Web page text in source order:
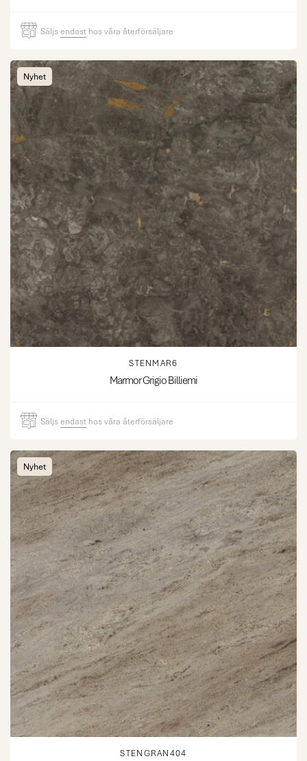
Säljsendast hos våra återförsäljare
Nyhet
STENMAR6
Marmor Grigio Billiemi
Säljsendast hos våra återförsäljare
Nyhet
STENGRAN404